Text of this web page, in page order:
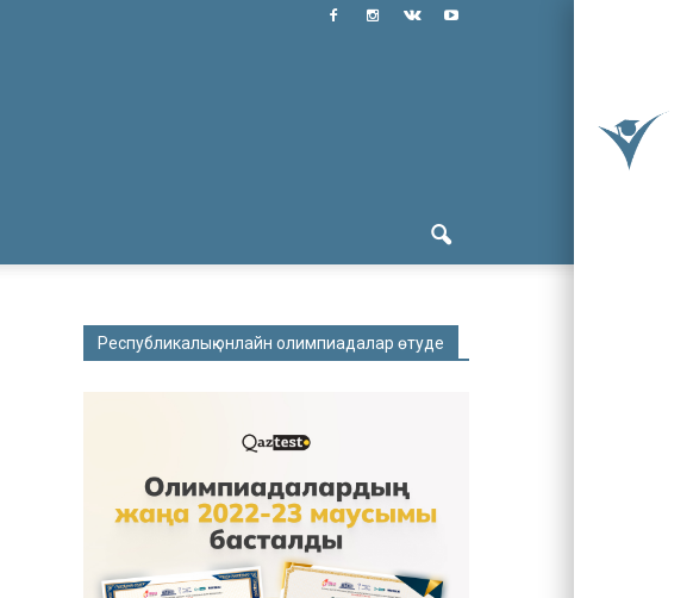
Республикалық онлайн олимпиадалар өтуде